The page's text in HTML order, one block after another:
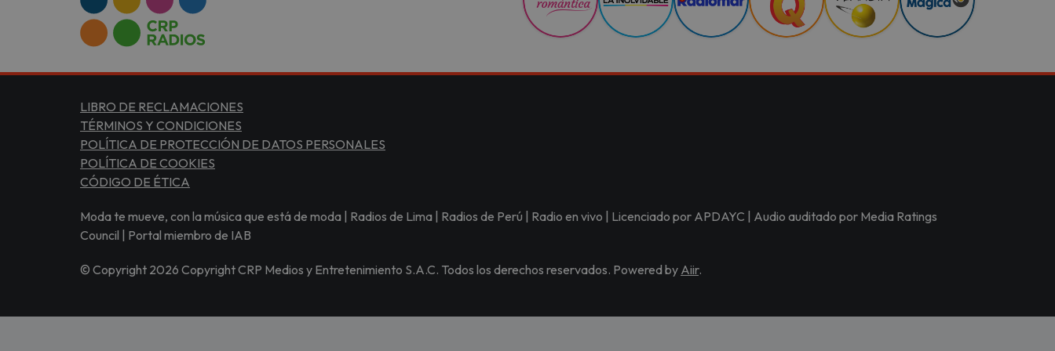
LIBRO DE RECLAMACIONES
TÉRMINOS Y CONDICIONES
POLÍTICA DE PROTECCIÓN DE DATOS PERSONALES
POLÍTICA DE COOKIES
CÓDIGO DE ÉTICA
Moda te mueve, con la música que está de moda | Radios de Lima | Radios de Perú | Radio en vivo | Licenciado por APDAYC | Audio auditado por Media Ratings
Council | Portal miembro de IAB
© Copyright 2026 Copyright CRP Medios y Entretenimiento S.A.C. Todos los derechos reservados. Powered by Aiir.